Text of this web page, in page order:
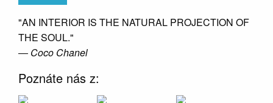
"AN INTERIOR IS THE NATURAL PROJECTION OF
THE SOUL."
― Coco Chanel
Poznáte nás z: